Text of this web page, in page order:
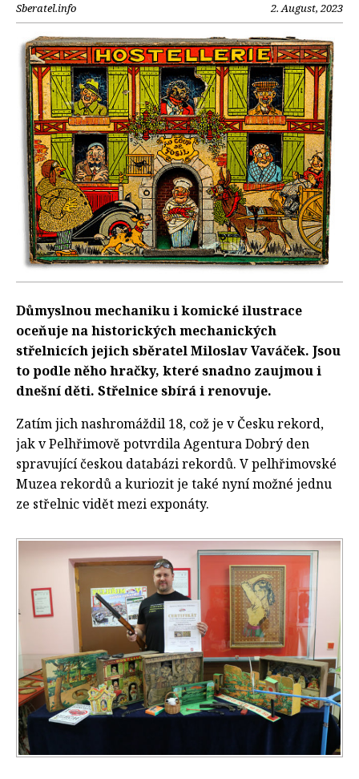
Sberatel.info 2. August, 2023
Důmyslnou mechaniku i komické ilustrace
oceňuje na historických mechanických
střelnicích jejich sběratel Miloslav Vaváček. Jsou
to podle něho hračky, které snadno zaujmou i
dnešní děti. Střelnice sbírá i renovuje.
Zatím jich nashromáždil 18, což je v Česku rekord,
jak v Pelhřimově potvrdila Agentura Dobrý den
spravující českou databázi rekordů. V pelhřimovské
Muzea rekordů a kuriozit je také nyní možné jednu
ze střelnic vidět mezi exponáty.